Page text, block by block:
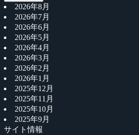
2026年8月
2026年7月
2026年6月
2026年5月
2026年4月
2026年3月
2026年2月
2026年1月
2025年12月
2025年11月
2025年10月
2025年9月
サイト情報